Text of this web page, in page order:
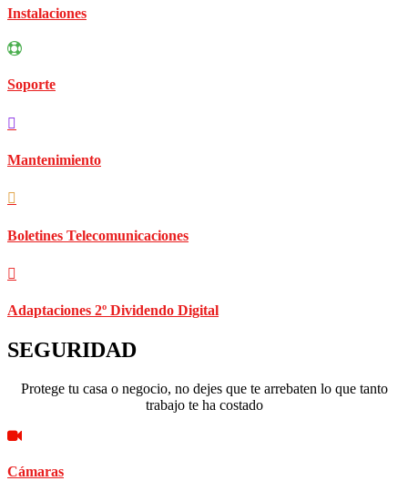
Instalaciones
Soporte
Mantenimiento
Boletines Telecomunicaciones
Adaptaciones 2º Dividendo Digital
SEGURIDAD
Protege tu casa o negocio, no dejes que te arrebaten lo que tanto
trabajo te ha costado
Cámaras